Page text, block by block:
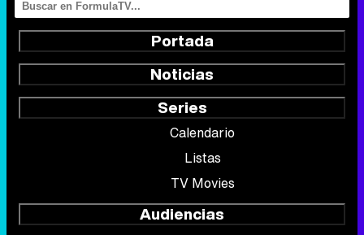
Portada
Noticias
Series
Calendario
Listas
TV Movies
Audiencias